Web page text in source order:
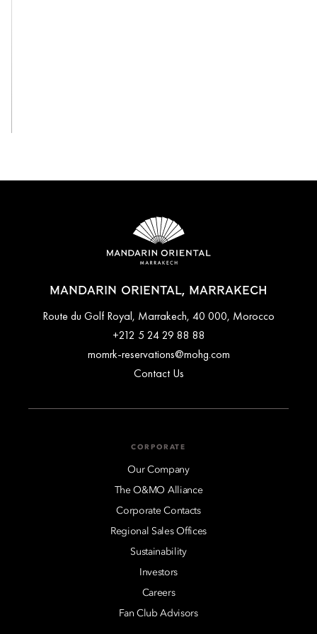
MANDARIN ORIENTAL, MARRAKECH
Route du Golf Royal, Marrakech, 40 000, Morocco
+212 5 24 29 88 88
momrk-reservations@mohg.com
Contact Us
CORPORATE
Our Company
The O&MO Alliance
Corporate Contacts
Regional Sales Offices
Sustainability
Investors
Careers
Fan Club Advisors